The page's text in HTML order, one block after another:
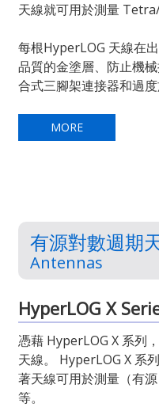
天線就可用於測量
每根HyperLOG 天線在
品質的金塗層、防止機
合式三腳架連接器和過
MORE
有源對數週期
Antennas
HyperLOG X
憑藉 HyperLOG X 系列
天線。 HyperLOG X 系
著天線可用於測量（有
等。